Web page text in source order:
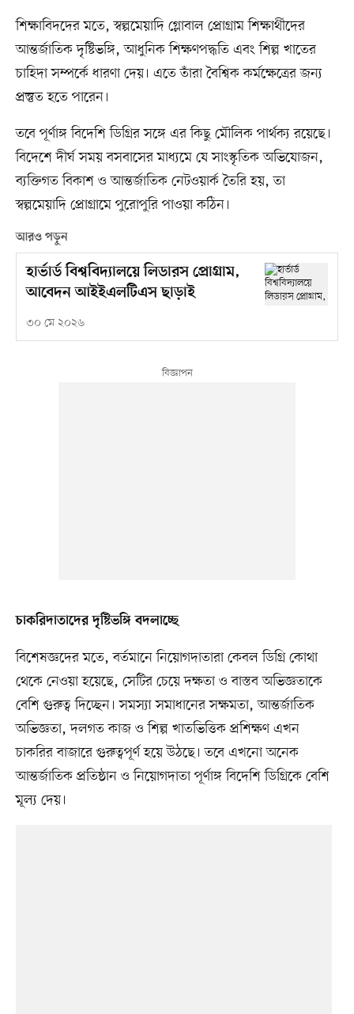
শিক্ষাবিদদের মতে, স্বল্পমেয়াদি গ্লোবাল প্রোগ্রাম শিক্ষার্থীদের
আন্তর্জাতিক দৃষ্টিভঙ্গি, আধুনিক শিক্ষণপদ্ধতি এবং শিল্প খাতের
চাহিদা সম্পর্কে ধারণা দেয়। এতে তাঁরা বৈশ্বিক কর্মক্ষেত্রের জন্য
প্রস্তুত হতে পারেন।
তবে পূর্ণাঙ্গ বিদেশি ডিগ্রির সঙ্গে এর কিছু মৌলিক পার্থক্য রয়েছে।
বিদেশে দীর্ঘ সময় বসবাসের মাধ্যমে যে সাংস্কৃতিক অভিযোজন,
ব্যক্তিগত বিকাশ ও আন্তর্জাতিক নেটওয়ার্ক তৈরি হয়, তা
স্বল্পমেয়াদি প্রোগ্রামে পুরোপুরি পাওয়া কঠিন।
আরও পড়ুন
হার্ভার্ড বিশ্ববিদ্যালয়ে লিডারস প্রোগ্রাম,
আবেদন আইইএলটিএস ছাড়াই
৩০ মে ২০২৬
চাকরিদাতাদের দৃষ্টিভঙ্গি বদলাচ্ছে
বিশেষজ্ঞদের মতে, বর্তমানে নিয়োগদাতারা কেবল ডিগ্রি কোথা
থেকে নেওয়া হয়েছে, সেটির চেয়ে দক্ষতা ও বাস্তব অভিজ্ঞতাকে
বেশি গুরুত্ব দিচ্ছেন। সমস্যা সমাধানের সক্ষমতা, আন্তর্জাতিক
অভিজ্ঞতা, দলগত কাজ ও শিল্প খাতভিত্তিক প্রশিক্ষণ এখন
চাকরির বাজারে গুরুত্বপূর্ণ হয়ে উঠছে। তবে এখনো অনেক
আন্তর্জাতিক প্রতিষ্ঠান ও নিয়োগদাতা পূর্ণাঙ্গ বিদেশি ডিগ্রিকে বেশি
মূল্য দেয়।